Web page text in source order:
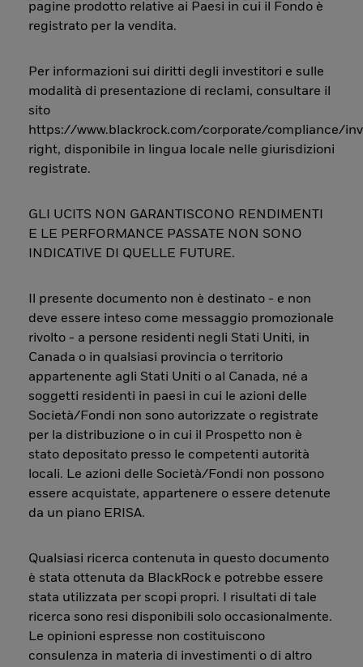
pagine prodotto relative ai Paesi in cui il Fondo è
registrato per la vendita.
Per informazioni sui diritti degli investitori e sulle
modalità di presentazione di reclami, consultare il
sito
https://www.blackrock.com/corporate/compliance/
right, disponibile in lingua locale nelle giurisdizioni
registrate.
GLI UCITS NON GARANTISCONO RENDIMENTI
E LE PERFORMANCE PASSATE NON SONO
INDICATIVE DI QUELLE FUTURE.
Il presente documento non è destinato - e non
deve essere inteso come messaggio promozionale
rivolto - a persone residenti negli Stati Uniti, in
Canada o in qualsiasi provincia o territorio
appartenente agli Stati Uniti o al Canada, né a
soggetti residenti in paesi in cui le azioni delle
Società/Fondi non sono autorizzate o registrate
per la distribuzione o in cui il Prospetto non è
stato depositato presso le competenti autorità
locali. Le azioni delle Società/Fondi non possono
essere acquistate, appartenere o essere detenute
da un piano ERISA.
Qualsiasi ricerca contenuta in questo documento
è stata ottenuta da BlackRock e potrebbe essere
stata utilizzata per scopi propri. I risultati di tale
ricerca sono resi disponibili solo occasionalmente.
Le opinioni espresse non costituiscono
consulenza in materia di investimenti o di altro